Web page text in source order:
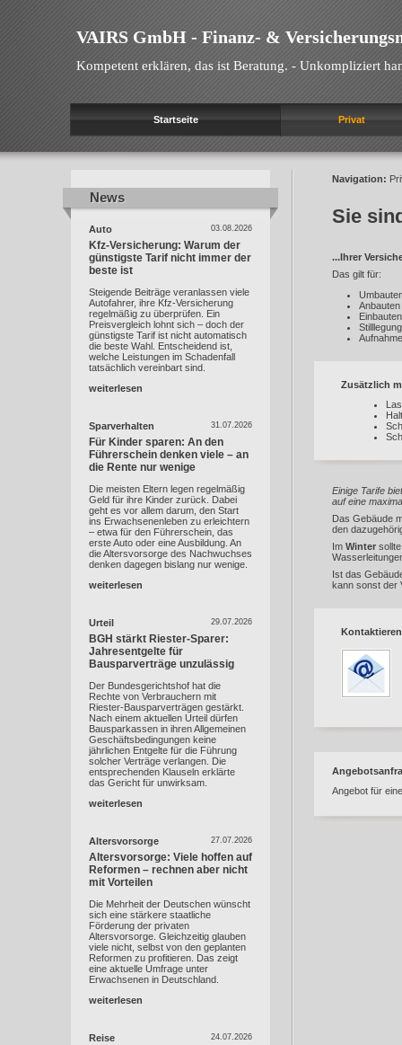
VAIRS GmbH - Finanz- &
Kompetent erklären, das ist Beratung. - Unkompliziert
Startseite Privat
News
News
03.08.2026
Auto
Kfz-Versicherung: Warum der
günstigste Tarif nicht immer der
beste ist
Steigende Beiträge veranlassen viele
Autofahrer, ihre Kfz-Versicherung
regelmäßig zu überprüfen. Ein
Preisvergleich lohnt sich – doch der
günstigste Tarif ist nicht automatisch
die beste Wahl. Entscheidend ist,
welche Leistungen im Schadenfall
tatsächlich vereinbart sind.
weiterlesen
31.07.2026
Sparverhalten
Für Kinder sparen: An den
Führerschein denken viele – an
die Rente nur wenige
Die meisten Eltern legen regelmäßig
Geld für ihre Kinder zurück. Dabei
geht es vor allem darum, den Start
ins Erwachsenenleben zu erleichtern
– etwa für den Führerschein, das
erste Auto oder eine Ausbildung. An
die Altersvorsorge des Nachwuchses
denken dagegen bislang nur wenige.
weiterlesen
29.07.2026
Urteil
BGH stärkt Riester-Sparer:
Jahresentgelte für
Bausparverträge unzulässig
Der Bundesgerichtshof hat die
Rechte von Verbrauchern mit
Riester-Bausparverträgen gestärkt.
Nach einem aktuellen Urteil dürfen
Bausparkassen in ihren Allgemeinen
Geschäftsbedingungen keine
jährlichen Entgelte für die Führung
solcher Verträge verlangen. Die
entsprechenden Klauseln erklärte
das Gericht für unwirksam.
weiterlesen
27.07.2026
Altersvorsorge
Altersvorsorge: Viele hoffen auf
Reformen – rechnen aber nicht
mit Vorteilen
Die Mehrheit der Deutschen wünscht
sich eine stärkere staatliche
Förderung der privaten
Altersvorsorge. Gleichzeitig glauben
viele nicht, selbst von den geplanten
Reformen zu profitieren. Das zeigt
eine aktuelle Umfrage unter
Erwachsenen in Deutschland.
weiterlesen
24.07.2026
Reise
Navigation:
Sie
...Ihrer
Das gilt für:
Anbauten
Einbauten
Zusätzlich
Einige Tarife
auf eine
Das Gebäude
den
Im Winter
Ist das
kann sonst der
Angebot für